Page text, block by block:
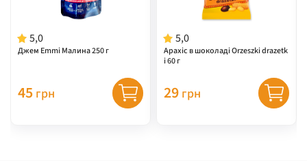
5,0
Джем Emmi Малина 250 г
45 грн
5,0
Арахіс в шоколаді Orzeszki drazetk
i 60 г
29 грн